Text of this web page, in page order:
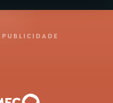
PUBLICIDADE